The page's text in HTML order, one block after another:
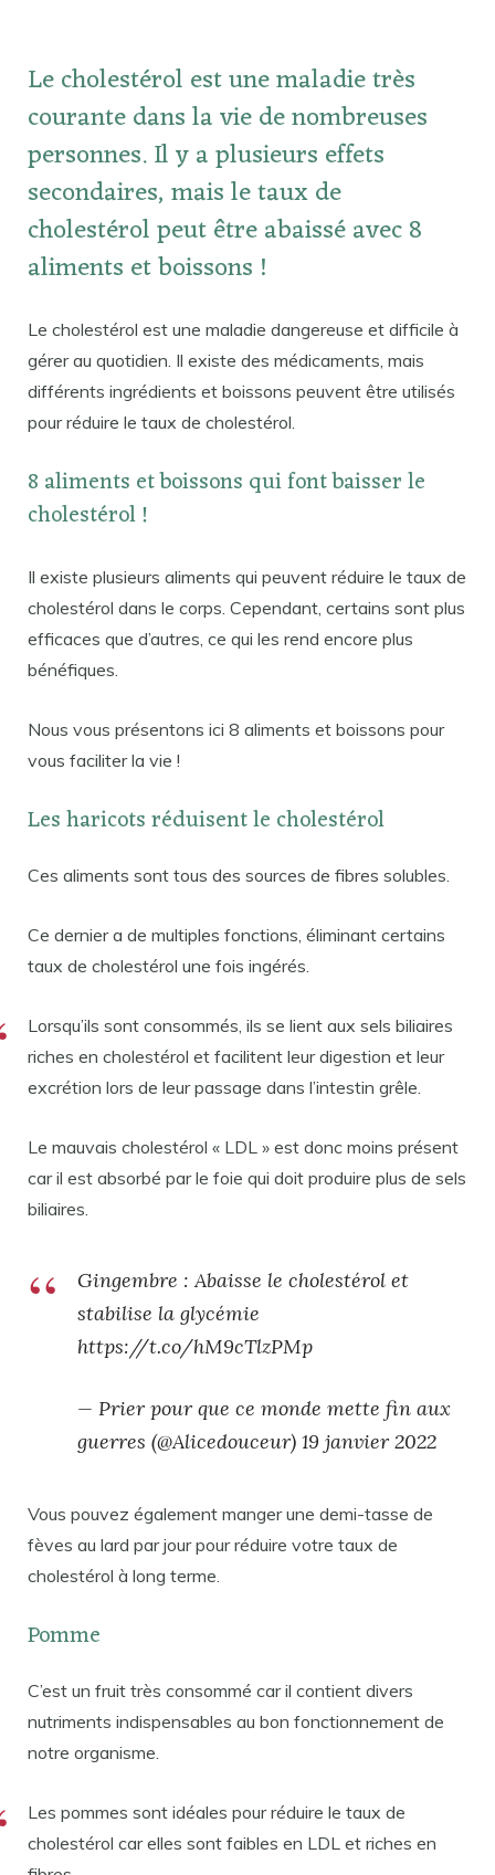
Le cholestérol est une maladie très
courante dans la vie de nombreuses
personnes. Il y a plusieurs effets
secondaires, mais le taux de
cholestérol peut être abaissé avec 8
aliments et boissons !
Le cholestérol est une maladie dangereuse et difficile à
gérer au quotidien. Il existe des médicaments, mais
différents ingrédients et boissons peuvent être utilisés
pour réduire le taux de cholestérol.
8 aliments et boissons qui font baisser le
cholestérol !
Il existe plusieurs aliments qui peuvent réduire le taux de
cholestérol dans le corps. Cependant, certains sont plus
efficaces que d’autres, ce qui les rend encore plus
bénéfiques.
Nous vous présentons ici 8 aliments et boissons pour
vous faciliter la vie !
Les haricots réduisent le cholestérol
Ces aliments sont tous des sources de fibres solubles.
Ce dernier a de multiples fonctions, éliminant certains
taux de cholestérol une fois ingérés.
Lorsqu’ils sont consommés, ils se lient aux sels biliaires
riches en cholestérol et facilitent leur digestion et leur
excrétion lors de leur passage dans l’intestin grêle.
Le mauvais cholestérol « LDL » est donc moins présent
car il est absorbé par le foie qui doit produire plus de sels
biliaires.
Gingembre : Abaisse le cholestérol et
stabilise la glycémie
https://t.co/hM9cTlzPMp
— Prier pour que ce monde mette fin aux
guerres (@Alicedouceur) 19 janvier 2022
Vous pouvez également manger une demi-tasse de
fèves au lard par jour pour réduire votre taux de
cholestérol à long terme.
Pomme
C’est un fruit très consommé car il contient divers
nutriments indispensables au bon fonctionnement de
notre organisme.
Les pommes sont idéales pour réduire le taux de
cholestérol car elles sont faibles en LDL et riches en